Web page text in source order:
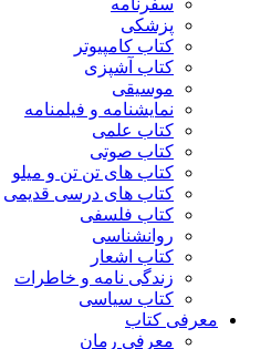
سفرنامه
پزشکی
کتاب کامپیوتر
کتاب آشپزی
موسیقی
نمایشنامه و فیلمنامه
کتاب علمی
کتاب صوتی
کتاب های تن تن و میلو
کتاب های درسی قدیمی
کتاب فلسفی
روانشناسی
کتاب اشعار
زندگی نامه و خاطرات
کتاب سیاسی
معرفی کتاب
معرفی رمان